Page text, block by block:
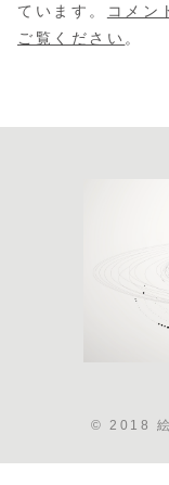
ています。
コメン
ご覧ください 。
© 2018